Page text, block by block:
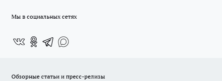
Мы в социальных сетях
Обзорные статьи и пресс-релизы